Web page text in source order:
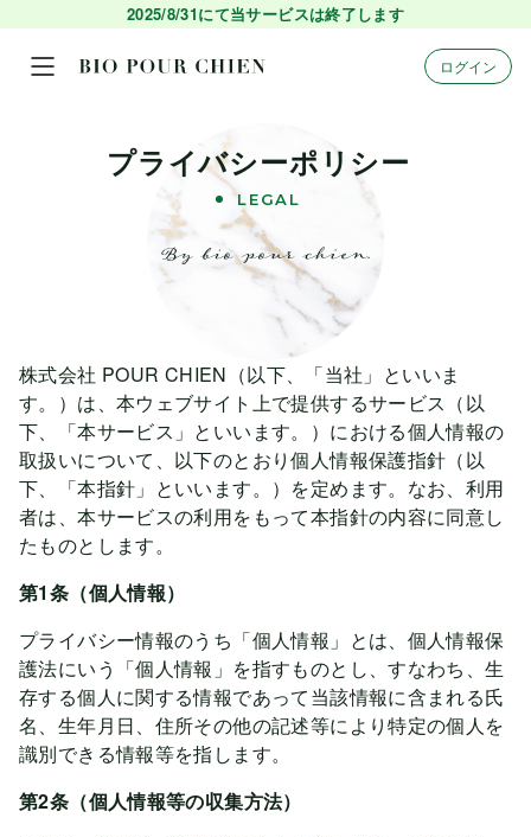
2025/8/31にて当サービスは終了します
ログイン
プライバシーポリシー
LEGAL
株式会社 POUR CHIEN（以下、「当社」といいま
す。）は、本ウェブサイト上で提供するサービス（以
下、「本サービス」といいます。）における個人情報の
取扱いについて、以下のとおり個人情報保護指針（以
下、「本指針」といいます。）を定めます。なお、利用
者は、本サービスの利用をもって本指針の内容に同意し
たものとします。
第1条（個人情報）
プライバシー情報のうち「個人情報」とは、個人情報保
護法にいう「個人情報」を指すものとし、すなわち、生
存する個人に関する情報であって当該情報に含まれる氏
名、生年月日、住所その他の記述等により特定の個人を
識別できる情報等を指します。
第2条（個人情報等の収集方法）